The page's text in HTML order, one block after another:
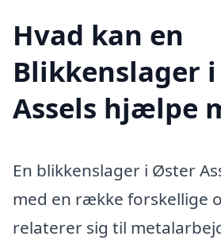
Hvad kan en
Blikkenslager
Assels hjælpe
En blikkenslager i Øster
med en række forskellige
relaterer sig til